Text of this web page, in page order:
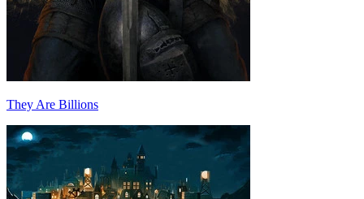
They Are Billions